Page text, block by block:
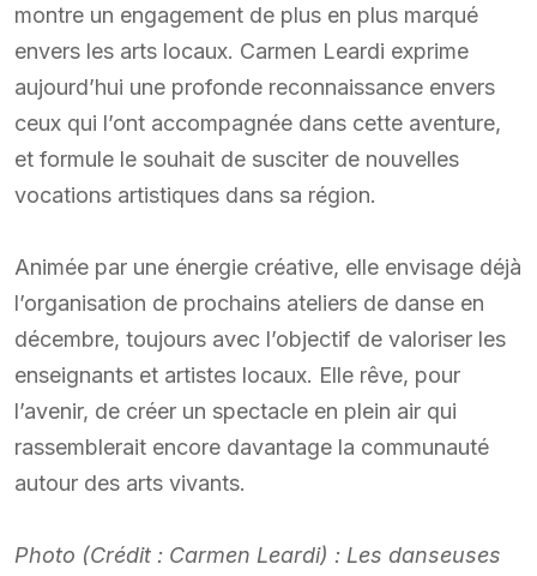
montre un engagement de plus en plus marqué
envers les arts locaux. Carmen Leardi exprime
aujourd’hui une profonde reconnaissance envers
ceux qui l’ont accompagnée dans cette aventure,
et formule le souhait de susciter de nouvelles
vocations artistiques dans sa région.
Animée par une énergie créative, elle envisage déjà
l’organisation de prochains ateliers de danse en
décembre, toujours avec l’objectif de valoriser les
enseignants et artistes locaux. Elle rêve, pour
l’avenir, de créer un spectacle en plein air qui
rassemblerait encore davantage la communauté
autour des arts vivants.
Photo (Crédit : Carmen Leardi) : Les danseuses